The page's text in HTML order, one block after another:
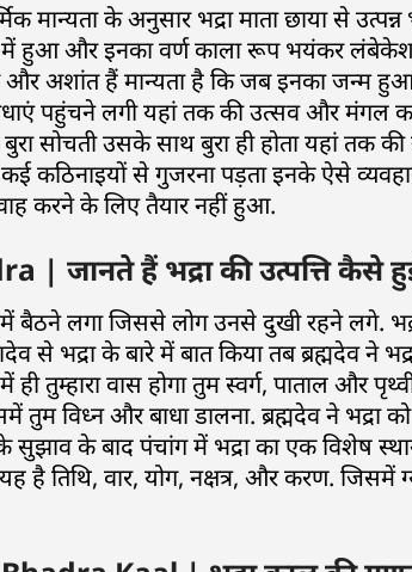
मान्यता के अनुसार भद्रा माता छाया से
में हुआ और इनका वर्ण काला रूप भयंकर
और अशांत हैं मान्यता है कि जब इनका जन्म
पहुंचने लगी यहां तक की उत्सव और मंगल
सोचती उसके साथ बुरा ही होता यहां तक
कठिनाइयों से गुजरना पड़ता इनके ऐसे
करने के लिए तैयार नहीं हुआ.
| जानते हैं भद्रा की उत्पत्ति कैसे
में बैठने लगा जिससे लोग उनसे दुखी रहने लगे.
से भद्रा के बारे में बात किया तब ब्रह्मदेव
तुम्हारा वास होगा तुम स्वर्ग, पाताल और
तुम विध्न और बाधा डालना. ब्रह्मदेव ने भद्रा
सुझाव के बाद पंचांग में भद्रा का एक विशेष
है तिथि, वार, योग, नक्षत्र, और करण.